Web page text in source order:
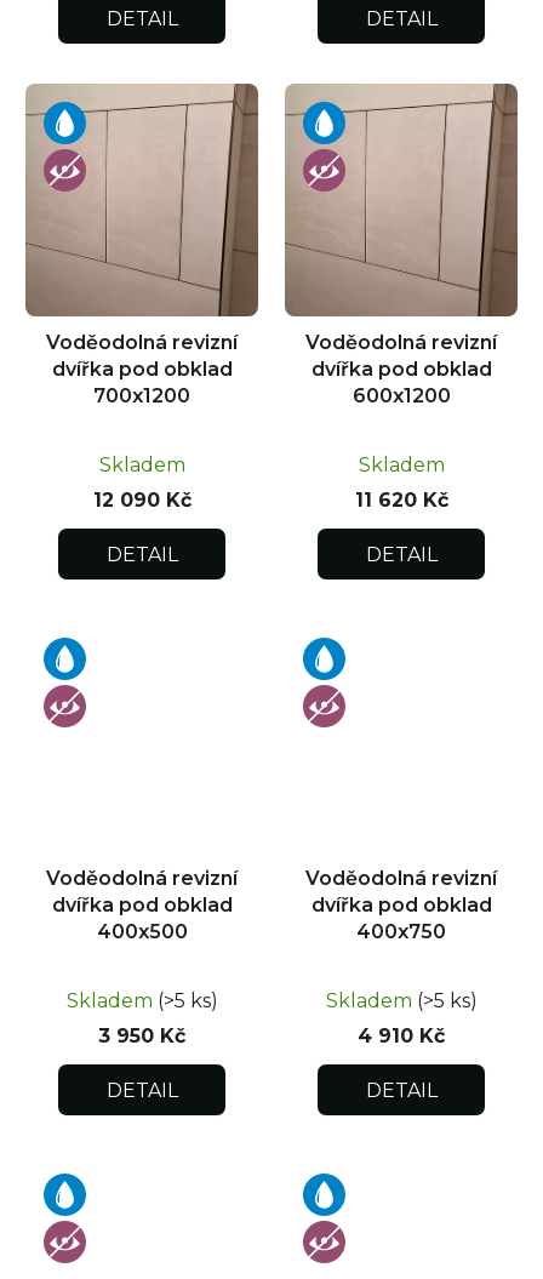
DETAIL DETAIL
Voděodolná revizní
dvířka pod obklad
700x1200
Skladem
12 090 Kč
DETAIL
Voděodolná revizní
dvířka pod obklad
600x1200
Skladem
11 620 Kč
DETAIL
Voděodolná revizní
dvířka pod obklad
400x500
Skladem (>5 ks)
3 950 Kč
DETAIL
Voděodolná revizní
dvířka pod obklad
400x750
Skladem (>5 ks)
4 910 Kč
DETAIL